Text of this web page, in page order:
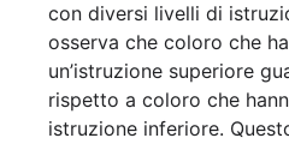
con diversi livelli di
osserva che coloro che
un’istruzione superiore
rispetto a coloro che
istruzione inferiore.